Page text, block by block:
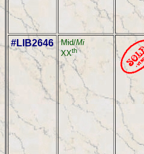
#LIB2646 Mid/Mi
XXth